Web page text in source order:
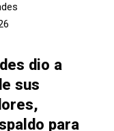
dio a
sus
para